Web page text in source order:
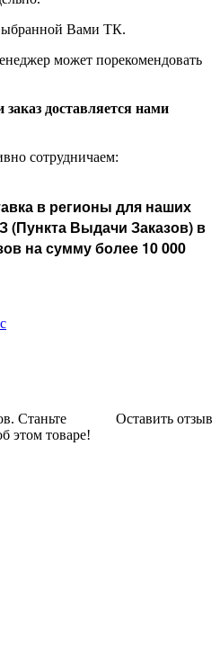
Вами ТК.
может порекомендовать
доставляется нами
сотрудничаем:
в регионы для наших
(Пункта Выдачи Заказов) в
на сумму более 10 000
Оставить отзыв
Станьте
этом товаре!